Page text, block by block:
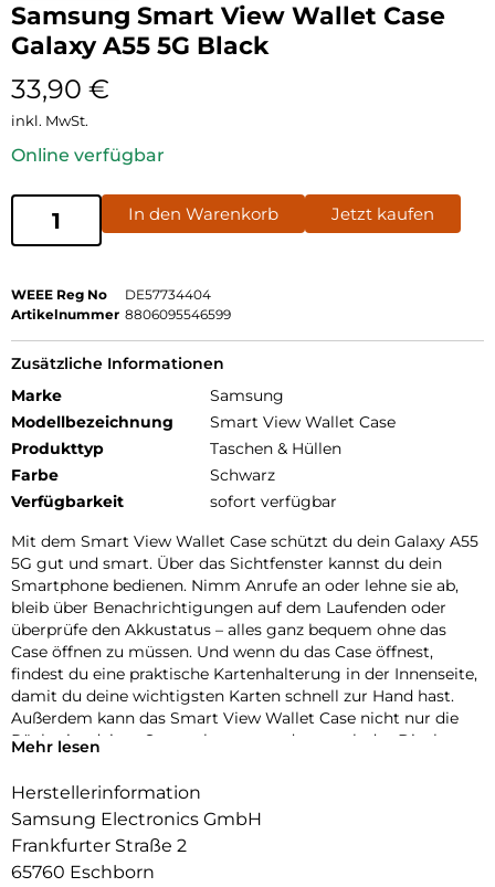
Samsung Smart View Wallet Case
Galaxy A55 5G Black
33,90 €
inkl. MwSt.
Online verfügbar
In den Warenkorb Jetzt kaufen
WEEE Reg No
DE57734404
Artikelnummer 8806095546599
Zusätzliche Informationen
Marke
Samsung
Modellbezeichnung
Smart View Wallet Case
Produkttyp
Taschen & Hüllen
Farbe
Schwarz
Verfügbarkeit
sofort verfügbar
Mit dem Smart View Wallet Case schützt du dein Galaxy A55
5G gut und smart. Über das Sichtfenster kannst du dein
Smartphone bedienen. Nimm Anrufe an oder lehne sie ab,
bleib über Benachrichtigungen auf dem Laufenden oder
überprüfe den Akkustatus – alles ganz bequem ohne das
Case öffnen zu müssen. Und wenn du das Case öffnest,
findest du eine praktische Kartenhalterung in der Innenseite,
damit du deine wichtigsten Karten schnell zur Hand hast.
Außerdem kann das Smart View Wallet Case nicht nur die
Rückseite deines Smartphones, sondern auch das Display
Mehr lesen
Herstellerinformation
Samsung Electronics GmbH
Frankfurter Straße 2
65760 Eschborn